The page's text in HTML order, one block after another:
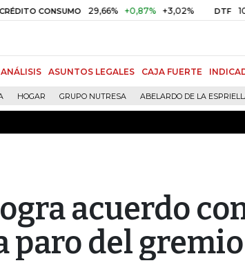
CONSUMO 29,66% +0,87% +3,02% DTF 10,34%
ANÁLISIS ASUNTOS LEGALES CAJA FUERTE
HOGAR GRUPO NUTRESA ABELARDO DE LA
acuerdo
paro del